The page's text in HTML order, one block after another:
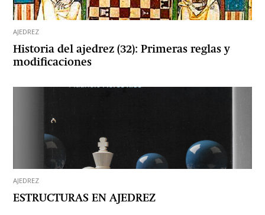
AJEDREZ
Historia del ajedrez (32): Primeras reglas y
modificaciones
AJEDREZ
ESTRUCTURAS EN AJEDREZ